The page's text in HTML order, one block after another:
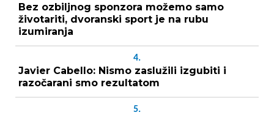
Bez ozbiljnog sponzora možemo samo
životariti, dvoranski sport je na rubu
izumiranja
4.
Javier Cabello: Nismo zaslužili izgubiti i
razočarani smo rezultatom
5.